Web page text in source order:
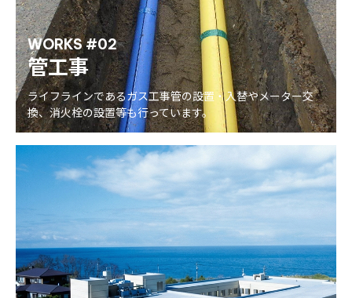
WORKS #02
管工事
ライフラインであるガス工事管の設置・入替やメーター交
換、消火栓の設置等も行っています。